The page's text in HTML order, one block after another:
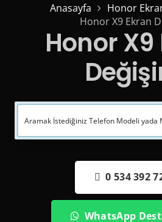
Anasayfa
Honor
Honor X9 Ekran
Honor X9
0 534 392
WhatsApp